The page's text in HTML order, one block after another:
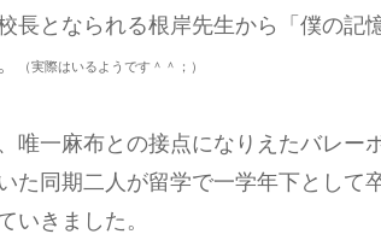
長となられる根岸先生から「僕の記
（実際はいるようです＾＾；）
唯一麻布との接点になりえたバレー
た同期二人が留学で一学年下として
いきました。